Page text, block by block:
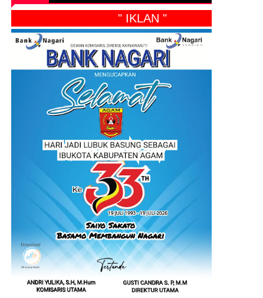
" IKLAN "